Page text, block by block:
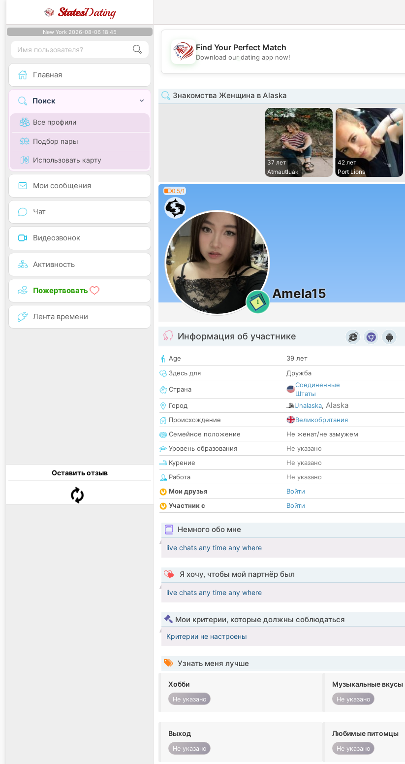
StatesDating
New York 2026-08-06 18:45
Главная
Поиск
Все профили
Подбор пары
Использовать карту
Мои сообщения
Чат
Видеозвонок
Активность
Пожертвовать
Лента времени
Оставить отзыв
💖
💕
Find Your Perfect Match
Download our dating app now!
Знакомства Женщина в Alaska
37 лет
Atmautluak
42 лет
Port Lions
0.5/1
1
Amela15
Информация об участнике
Age
39 лет
Здесь для
Дружба
Страна
Соединенные
Штаты
Город
Unalaska, Alaska
Происхождение
Великобритания
Семейное положение
Не женат/не замужем
Уровень образования
Не указано
Курение
Не указано
Работа
Не указано
Мои друзья
Войти
Участник с
Войти
Немного обо мне
live chats any time any where
Я хочу, чтобы мой партнёр был
live chats any time any where
Мои критерии, которые должны соблюдаться
Критерии не настроены
Узнать меня лучше
Хобби
Не указано
Музыкальные вкусы
Не указано
Выход
Не указано
Любимые питомцы
Не указано